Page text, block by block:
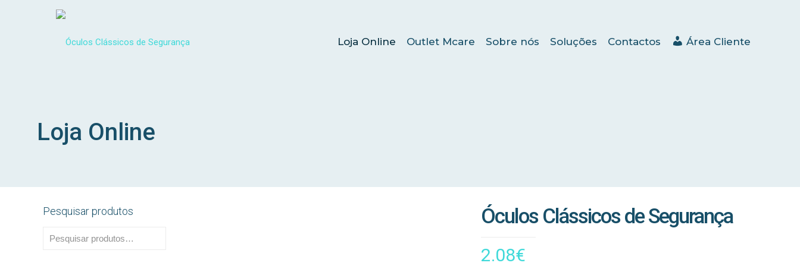
Loja Online Outlet Mcare Sobre nós Soluções Contactos Área Cliente
Loja Online
Óculos Clássicos de Segurança
2.08€
Pesquisar produtos